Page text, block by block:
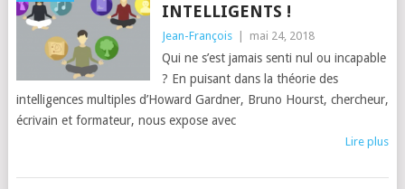
INTELLIGENTS !
Jean-François mai 24, 2018
Qui ne s’est jamais senti nul ou incapable
? En puisant dans la théorie des
intelligences multiples d’Howard Gardner, Bruno Hourst, chercheur,
écrivain et formateur, nous expose avec
Lire plus